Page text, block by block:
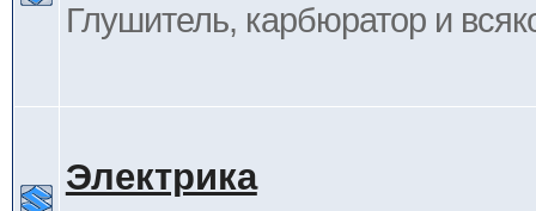
Глушитель, карбюратор и
Электрика